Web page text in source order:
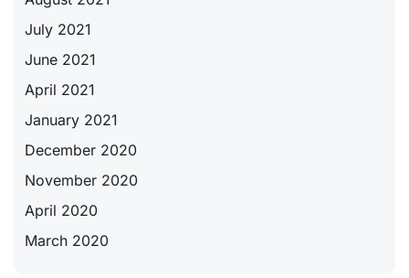
July 2021
June 2021
April 2021
January 2021
December 2020
November 2020
April 2020
March 2020